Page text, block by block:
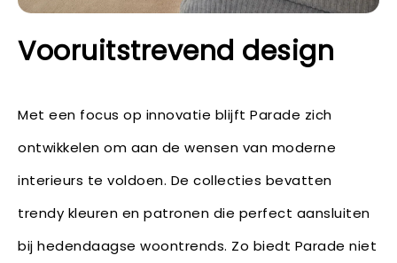
Vooruitstrevend design
Met een focus op innovatie blijft Parade zich
ontwikkelen om aan de wensen van moderne
interieurs te voldoen. De collecties bevatten
trendy kleuren en patronen die perfect aansluiten
bij hedendaagse woontrends. Zo biedt Parade niet